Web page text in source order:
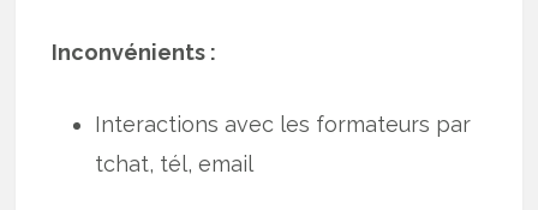
Inconvénients :
Interactions avec les formateurs par
tchat, tél, email